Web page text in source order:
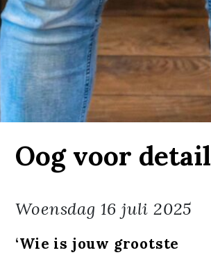
Oog voor detail
Woensdag 16 juli 2025
‘Wie is jouw grootste